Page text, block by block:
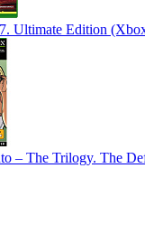
Ultimate Edition
– The Trilogy. The